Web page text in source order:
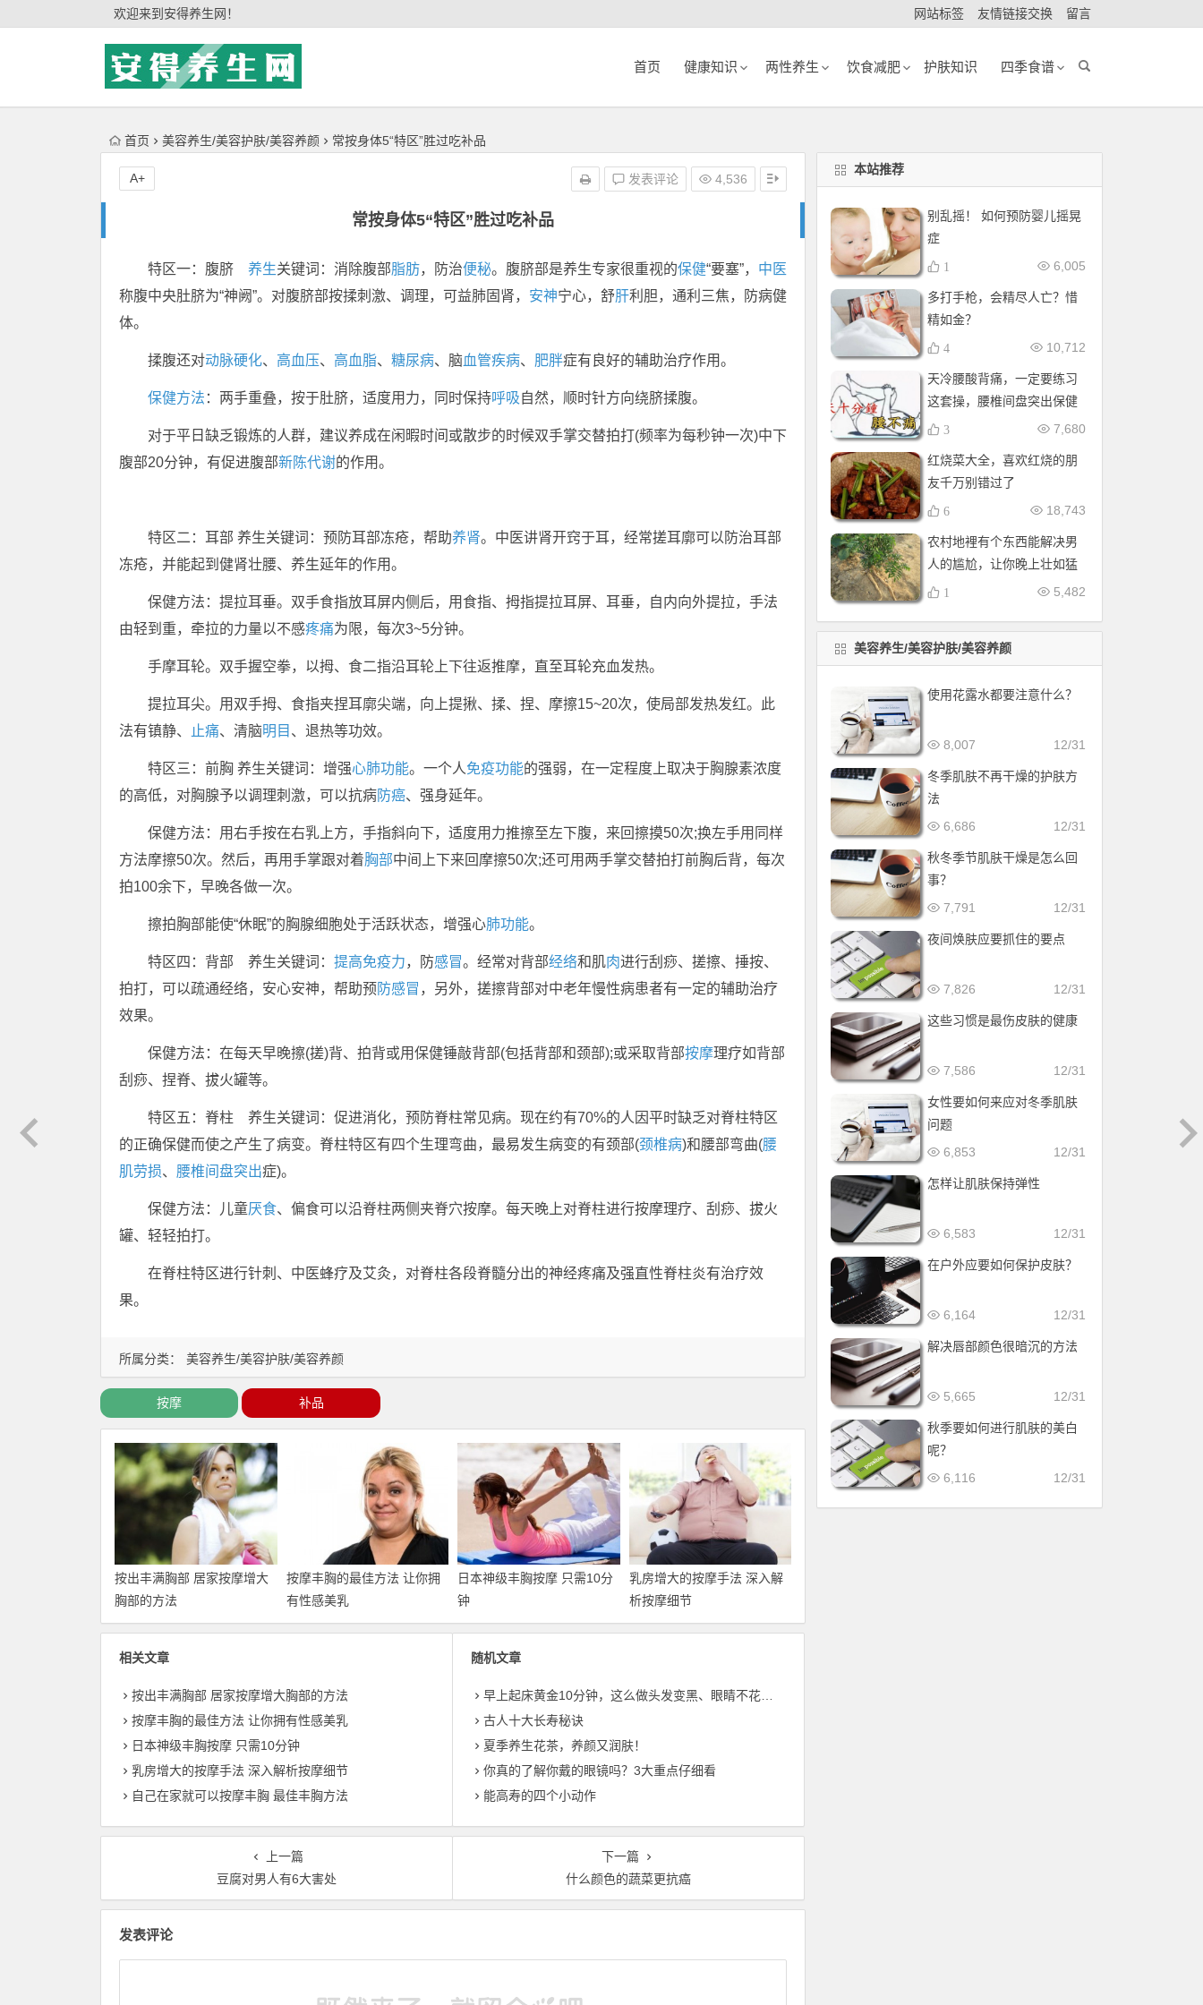
欢迎来到安得养生网！ 网站标签 友情链接交换 留言
首页 健康知识 两性养生 饮食减肥 护肤知识 四季食谱
首页 美容养生/美容护肤/美容养颜 常按身体5“特区”胜过吃补品
常按身体5“特区”胜过吃补品
发表评论 4,536
A+
所属分类： 美容养生/美容护肤/美容养颜
特区一：腹脐 养生关键词：消除腹部脂肪，防治便秘。腹脐部是养生专家很重视的保健“要塞”， 中医
称腹中央肚脐为“神阙”。对腹脐部按揉刺激、调理，可益肺固肾， 安神宁心，舒肝利胆，通利三焦，防病健
体。
揉腹还对动脉硬化、 高血压、 高血脂、 糖尿病、脑血管疾病、 肥胖症有良好的辅助治疗作用。
保健方法 ：两手重叠，按于肚脐，适度用力，同时保持呼吸自然，顺时针方向绕脐揉腹。
对于平日缺乏锻炼的人群，建议养成在闲暇时间或散步的时候双手掌交替拍打(频率为每秒钟一次)中下
腹部20分钟，有促进腹部新陈代谢的作用。
特区二：耳部 养生关键词：预防耳部冻疮，帮助养肾。中医讲肾开窍于耳，经常搓耳廓可以防治耳部
冻疮，并能起到健肾壮腰、养生延年的作用。
保健方法：提拉耳垂。双手食指放耳屏内侧后，用食指、拇指提拉耳屏、耳垂，自内向外提拉，手法
由轻到重，牵拉的力量以不感疼痛为限，每次3~5分钟。
手摩耳轮。双手握空拳，以拇、食二指沿耳轮上下往返推摩，直至耳轮充血发热。
提拉耳尖。用双手拇、食指夹捏耳廓尖端，向上提揪、揉、捏、摩擦15~20次，使局部发热发红。此
法有镇静、
止痛、清脑明目 、退热等功效。
特区三：前胸 养生关键词：增强心肺功能。一个人免疫功能的强弱，在一定程度上取决于胸腺素浓度
的高低，对胸腺予以调理刺激，可以抗病防癌、强身延年。
保健方法：用右手按在右乳上方，手指斜向下，适度用力推擦至左下腹，来回擦摸50次;换左手用同样
方法摩擦50次。然后，再用手掌跟对着胸部中间上下来回摩擦50次;还可用两手掌交替拍打前胸后背，每次
拍100余下，早晚各做一次。
擦拍胸部能使“休眠”的胸腺细胞处于活跃状态，增强心肺功能。
特区四：背部 养生关键词： 提高免疫力，防感冒。经常对背部经络和肌肉进行刮痧、搓擦、捶按、
拍打，可以疏通经络，安心安神，帮助预 防感冒 ，另外，搓擦背部对中老年慢性病患者有一定的辅助治疗
效果。
保健方法：在每天早晚擦(搓)背、拍背或用保健锤敲背部(包括背部和颈部);或采取背部按摩理疗如背部
刮痧、捏脊、拔火罐等。
特区五：脊柱 养生关键词：促进消化，预防脊柱常见病。现在约有70%的人因平时缺乏对脊柱特区
的正确保健而使之产生了病变。脊柱特区有四个生理弯曲，最易发生病变的有颈部(颈椎病)和腰部弯曲(腰
肌劳损、 腰椎间盘突出症)。
保健方法：儿童厌食、偏食可以沿脊柱两侧夹脊穴按摩。每天晚上对脊柱进行按摩理疗、刮痧、拔火
罐、轻轻拍打。
在脊柱特区进行针刺、中医蜂疗及艾灸，对脊柱各段脊髓分出的神经疼痛及强直性脊柱炎有治疗效
果。
按摩 补品
按出丰满胸部 居家按摩增大
胸部的方法
按摩丰胸的最佳方法 让你拥
有性感美乳
日本神级丰胸按摩 只需10分
钟
乳房增大的按摩手法 深入解
析按摩细节
相关文章
按出丰满胸部 居家按摩增大胸部的方法
按摩丰胸的最佳方法 让你拥有性感美乳
日本神级丰胸按摩 只需10分钟
乳房增大的按摩手法 深入解析按摩细节
自己在家就可以按摩丰胸 最佳丰胸方法
随机文章
早上起床黄金10分钟，这么做头发变黑、眼睛不花，人更长寿
古人十大长寿秘诀
夏季养生花茶，养颜又润肤！
你真的了解你戴的眼镜吗？3大重点仔细看
能高寿的四个小动作
上一篇
豆腐对男人有6大害处
下一篇
什么颜色的蔬菜更抗癌
发表评论
本站推荐
别乱摇！ 如何预防婴儿摇晃
症
6,005
1
多打手枪，会精尽人亡？惜
精如金？
10,712
4
天冷腰酸背痛，一定要练习
这套操，腰椎间盘突出保健
操，全套收好！每天十分钟
7,680
3
红烧菜大全，喜欢红烧的朋
友千万别错过了
18,743
6
农村地裡有个东西能解决男
人的尴尬，让你晚上壮如猛
牛床受不了
5,482
1
美容养生/美容护肤/美容养颜
使用花露水都要注意什么？
12/31
8,007
冬季肌肤不再干燥的护肤方
法
12/31
6,686
秋冬季节肌肤干燥是怎么回
事？
12/31
7,791
夜间焕肤应要抓住的要点
12/31
7,826
这些习惯是最伤皮肤的健康
12/31
7,586
女性要如何来应对冬季肌肤
问题
12/31
6,853
怎样让肌肤保持弹性
12/31
6,583
在户外应要如何保护皮肤？
12/31
6,164
解决唇部颜色很暗沉的方法
12/31
5,665
秋季要如何进行肌肤的美白
呢？
12/31
6,116